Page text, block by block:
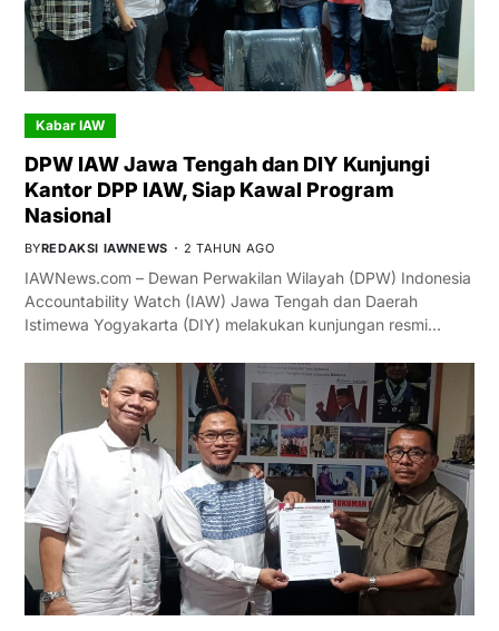
Kabar IAW
DPW IAW Jawa Tengah dan DIY Kunjungi
Kantor DPP IAW, Siap Kawal Program
Nasional
BYREDAKSI IAWNEWS 2 TAHUN AGO
IAWNews.com – Dewan Perwakilan Wilayah (DPW) Indonesia
Accountability Watch (IAW) Jawa Tengah dan Daerah
Istimewa Yogyakarta (DIY) melakukan kunjungan resmi…